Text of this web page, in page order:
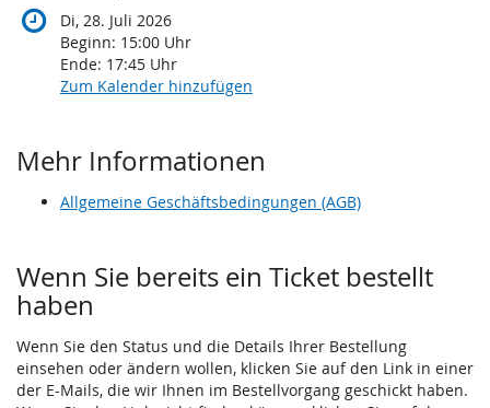
Di, 28. Juli 2026
Beginn: 15:00 Uhr
Ende: 17:45 Uhr
Zum Kalender hinzufügen
Mehr Informationen
Allgemeine Geschäftsbedingungen (AGB)
Wenn Sie bereits ein Ticket bestellt
haben
Wenn Sie den Status und die Details Ihrer Bestellung
einsehen oder ändern wollen, klicken Sie auf den Link in einer
der E-Mails, die wir Ihnen im Bestellvorgang geschickt haben.